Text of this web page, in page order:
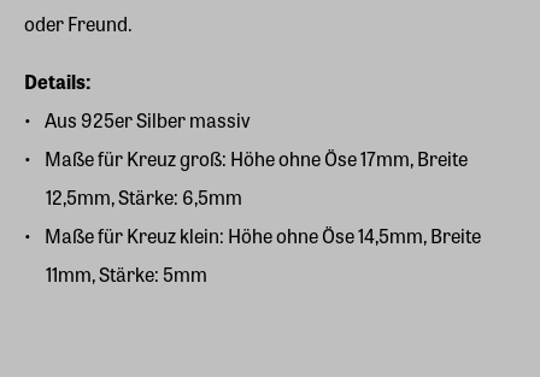
oder Freund.
Details:
Aus 925er Silber massiv
Maße für Kreuz groß: Höhe ohne Öse 17mm, Breite
12,5mm, Stärke: 6,5mm
Maße für Kreuz klein: Höhe ohne Öse 14,5mm, Breite
11mm, Stärke: 5mm